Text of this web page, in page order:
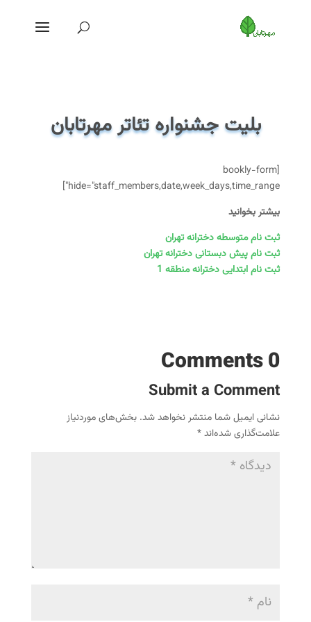
بلیت جشنواره تئاتر مهرتابان
[bookly-form
hide="staff_members,date,week_days,time_range"]
بیشتر بخوانید
ثبت نام متوسطه دخترانه تهران
ثبت نام پیش دبستانی دخترانه تهران
ثبت نام ابتدایی دخترانه منطقه 1
0 Comments
Submit a Comment
نشانی ایمیل شما منتشر نخواهد شد. بخش‌های موردنیاز
علامت‌گذاری شده‌اند*